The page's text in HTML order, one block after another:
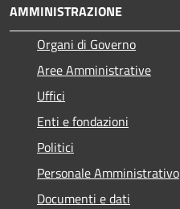
AMMINISTRAZIONE
Organi di Governo
Aree Amministrative
Uffici
Enti e fondazioni
Politici
Personale Amministrativo
Documenti e dati